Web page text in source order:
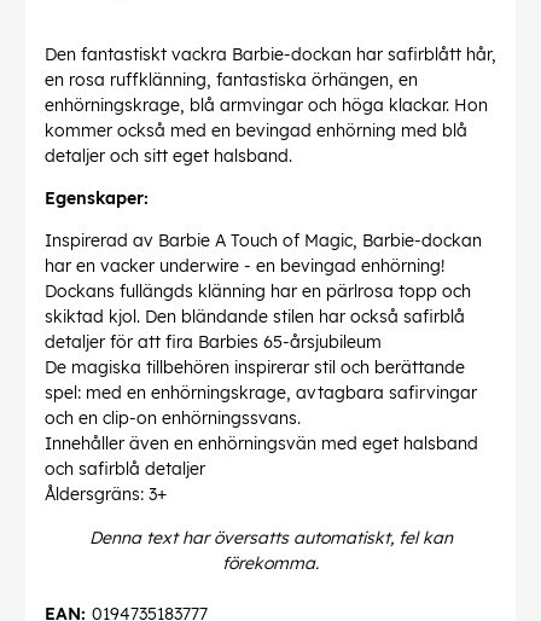
Den fantastiskt vackra Barbie-dockan har safirblått hår,
en rosa ruffklänning, fantastiska örhängen, en
enhörningskrage, blå armvingar och höga klackar. Hon
kommer också med en bevingad enhörning med blå
detaljer och sitt eget halsband.
Egenskaper:
Inspirerad av Barbie A Touch of Magic, Barbie-dockan
har en vacker underwire - en bevingad enhörning!
Dockans fullängds klänning har en pärlrosa topp och
skiktad kjol. Den bländande stilen har också safirblå
detaljer för att fira Barbies 65-årsjubileum
De magiska tillbehören inspirerar stil och berättande
spel: med en enhörningskrage, avtagbara safirvingar
och en clip-on enhörningssvans.
Innehåller även en enhörningsvän med eget halsband
och safirblå detaljer
Åldersgräns: 3+
Denna text har översatts automatiskt, fel kan
förekomma.
0194735183777
EAN: